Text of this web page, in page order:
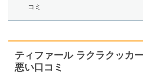
コミ
ティファール ラクラクッカ
悪い口コミ